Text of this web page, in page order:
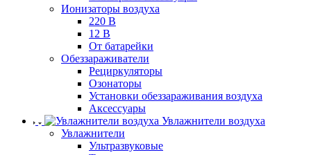
Ионизаторы воздуха
220 В
12 В
От батарейки
Обеззараживатели
Рециркуляторы
Озонаторы
Установки обеззараживания воздуха
Аксессуары
Увлажнители воздуха
Увлажнители
Ультразвуковые